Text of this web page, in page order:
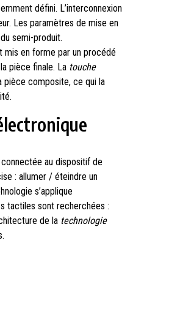
défini. L’interconnexion
Les paramètres de mise en
semi-produit.
en forme par un procédé
pièce finale. La touche
pièce composite, ce qui la
au dispositif de
: allumer / éteindre un
s’applique
tactiles sont recherchées :
de la technologie